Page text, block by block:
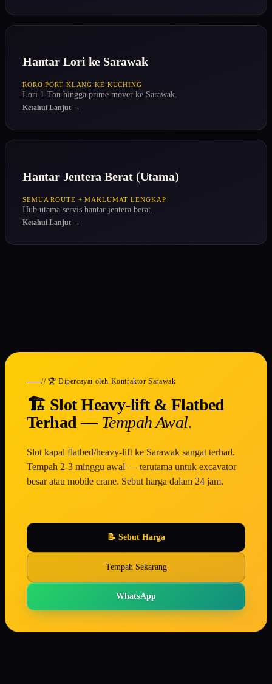
Hantar Lori ke Sarawak
RORO PORT KLANG KE KUCHING
Lori 1-Ton hingga prime mover ke Sarawak.
Ketahui Lanjut →
Hantar Jentera Berat (Utama)
SEMUA ROUTE + MAKLUMAT LENGKAP
Hub utama servis hantar jentera berat.
Ketahui Lanjut →
// 🏆 Dipercayai oleh Kontraktor Sarawak
🏗️ Slot Heavy-lift & Flatbed
Terhad — Tempah Awal.
Slot kapal flatbed/heavy-lift ke Sarawak sangat terhad.
Tempah 2-3 minggu awal — terutama untuk excavator
besar atau mobile crane. Sebut harga dalam 24 jam.
📝 Sebut Harga
Tempah Sekarang
WhatsApp